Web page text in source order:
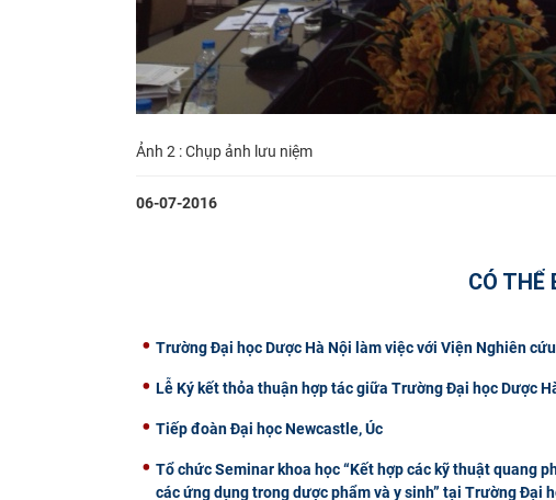
Ảnh 2 : Chụp ảnh lưu niệm
06-07-2016
CÓ THỂ
Trường Đại học Dược Hà Nội làm việc với Viện Nghiên
Lễ Ký kết thỏa thuận hợp tác giữa Trường Đại học Dược
Tiếp đoàn Đại học Newcastle, Úc
Tổ chức Seminar khoa học “Kết hợp các kỹ thuật quang
các ứng dụng trong dược phẩm và y sinh” tại Trường Đại